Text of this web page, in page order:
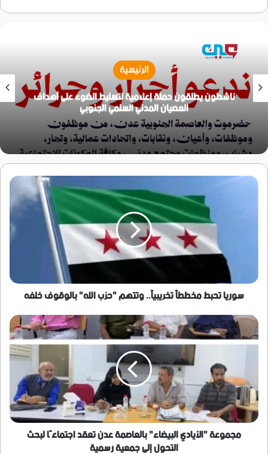
الرئيسية
ناشطون يطلقون حملة إعلامية لتسليط الضوء على أهداف
العصيان المدني السلمي الجنوبي
سوريا
بالوقوف
خلفه
سوريا تحبط مخططاً تخريبياً.. وتتهم "حزب الله" بالوقوف خلفه
مجموعة
"الأيادي
البيضاء"
بالعاصمة
عدن
تعقد
اجتماعًا
لبحث
التحول
جمعية
مجموعة "الأيادي البيضاء" بالعاصمة عدن تعقد اجتماعًا لبحث
التحول إلى جمعية رسمية